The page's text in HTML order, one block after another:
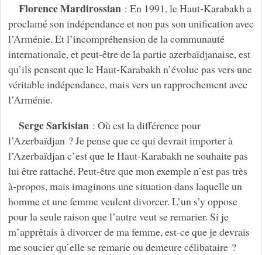
Florence Mardirossian: En 1991, le Haut-Karabakh a
proclamé son indépendance et non pas son unification avec
l’Arménie. Et l’incompréhension de la communauté
internationale, et peut-être de la partie azerbaïdjanaise, est
qu’ils pensent que le Haut-Karabakh n’évolue pas vers une
véritable indépendance, mais vers un rapprochement avec
l’Arménie.
Serge Sarkisian: Où est la différence pour
l’Azerbaïdjan ? Je pense que ce qui devrait importer à
l’Azerbaïdjan c’est que le Haut-Karabakh ne souhaite pas
lui être rattaché. Peut-être que mon exemple n’est pas très
à-propos, mais imaginons une situation dans laquelle un
homme et une femme veulent divorcer. L’un s’y oppose
pour la seule raison que l’autre veut se remarier. Si je
m’apprêtais à divorcer de ma femme, est-ce que je devrais
me soucier qu’elle se remarie ou demeure célibataire ?